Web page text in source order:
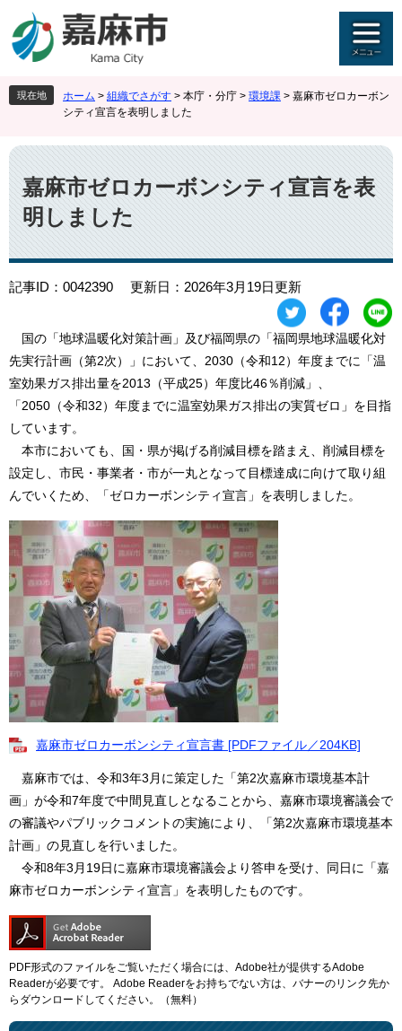
ジ
先
頭
。
ュ
を
飛
て
本
文
へ
現在地 ホーム > 組織でさがす > 本庁・分庁 > 環境課 > 嘉麻市ゼロカーボン
シティ宣言を表明しました
本
文
嘉麻市ゼロカーボンシティ宣言を表
明しました
記事ID：0042390 更新日：2026年3月19日更新
国の「地球温暖化対策計画」及び福岡県の「福岡県地球温暖化対
先実行計画（第2次）」において、2030（令和12）年度までに「温
室効果ガス排出量を2013（平成25）年度比46％削減」、
「2050（令和32）年度までに温室効果ガス排出の実質ゼロ」を目指
しています。
本市においても、国・県が掲げる削減目標を踏まえ、削減目標を
設定し、市民・事業者・市が一丸となって目標達成に向けて取り組
んでいくため、「ゼロカーボンシティ宣言」を表明しました。
嘉麻市ゼロカーボンシティ宣言書 [PDFファイル／204KB]
嘉麻市では、令和3年3月に策定した「第2次嘉麻市環境基本計
画」が令和7年度で中間見直しとなることから、嘉麻市環境審議会で
の審議やパブリックコメントの実施により、「第2次嘉麻市環境基本
計画」の見直しを行いました。
令和8年3月19日に嘉麻市環境審議会より答申を受け、同日に「嘉
麻市ゼロカーボンシティ宣言」を表明したものです。
PDF形式のファイルをご覧いただく場合には、Adobe社が提供するAdobe
Readerが必要です。
Adobe Readerをお持ちでない方は、バナーのリンク先か
らダウンロードしてください。（無料）